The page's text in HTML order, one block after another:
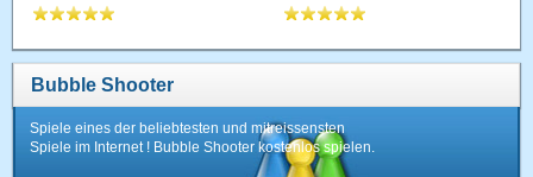
Bubble Shooter
Spiele eines der beliebtesten und mitreissensten
Spiele im Internet ! Bubble Shooter kostenlos spielen.